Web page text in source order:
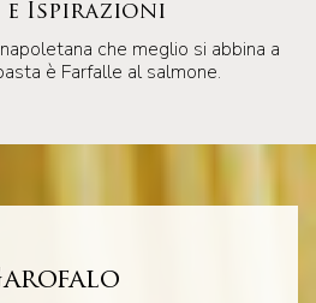
e Ispirazioni
che meglio si abbina a
è Farfalle al salmone.